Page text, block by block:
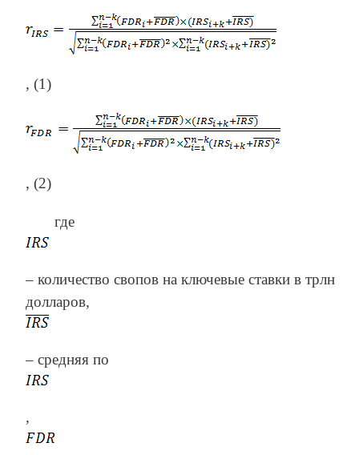
, (1)
, (2)
где
– количество свопов на ключевые ставки в трлн
долларов,
– средняя по
,